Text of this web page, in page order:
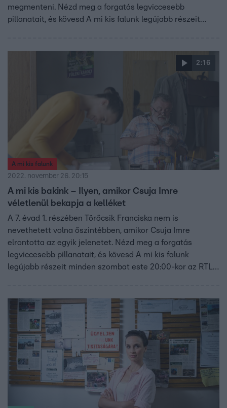
megmenteni. Nézd meg a forgatás legviccesebb
pillanatait, és kövesd A mi kis falunk legújabb részeit
2:16
A mi kis falunk
2022. november 26. 20:15
A mi kis bakink – Ilyen, amikor Csuja Imre
véletlenül bekapja a kelléket
A 7. évad 1. részében Törőcsik Franciska nem is
nevethetett volna őszintébben, amikor Csuja Imre
elrontotta az egyik jelenetet. Nézd meg a forgatás
legviccesebb pillanatait, és kövesd A mi kis falunk
legújabb részeit minden szombat este 20:00-kor az RTL-